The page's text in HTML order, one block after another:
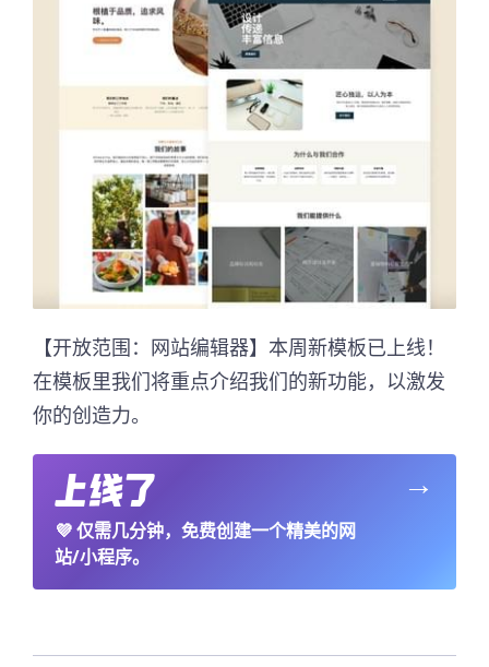
【开放范围：网站编辑器】本周新模板已上线！
在模板里我们将重点介绍我们的新功能，以激发
你的创造力。
💜仅需几分钟，免费创建一个精美的网
站/小程序。
→